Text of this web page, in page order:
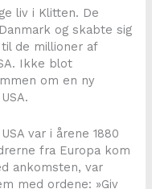
liv i Klitten. De
og skabte sig
de millioner af
Ikke blot
om en ny
var i årene 1880
fra Europa kom
ankomsten, var
med ordene: »Giv